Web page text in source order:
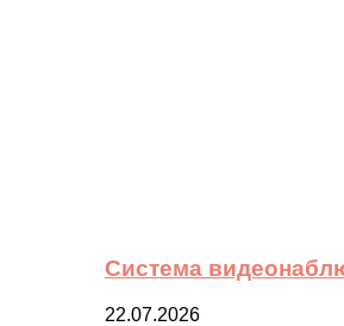
Система
22.07.2026